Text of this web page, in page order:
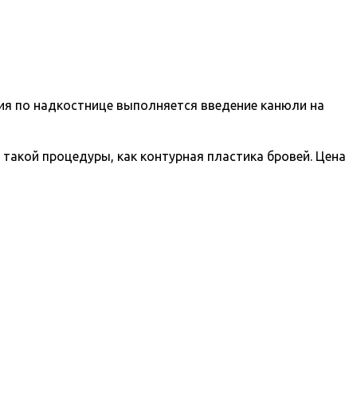
по надкостнице выполняется введение канюли на
процедуры, как контурная пластика бровей. Цена